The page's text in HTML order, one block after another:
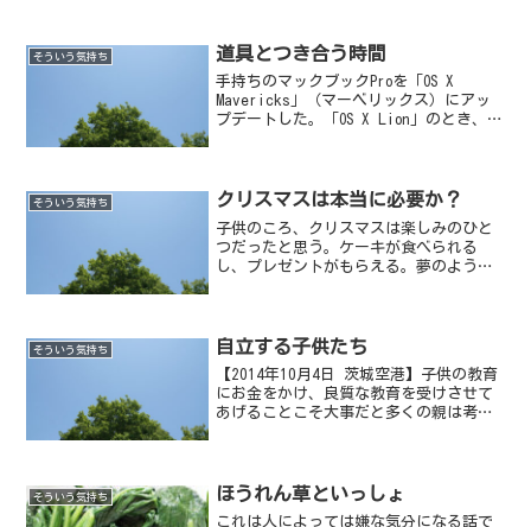
そういう気持ち 道具とつき合う時間
手持ちのマックブックProを「OS X
Mavericks」（マーベリックス）にアッ
プデートした。「OS X Lion」のとき、
そういう気持ち クリスマスは本当に必要か？
子供のころ、クリスマスは楽しみのひと
つだったと思う。ケーキが食べられる
し、プレゼントがもらえる。夢のような
そういう気持ち 自立する子供たち
【2014年10月4日 茨城空港】子供の教育
にお金をかけ、良質な教育を受けさせて
あげることこそ大事だと多くの親は考え
習わせたり、外国...
そういう気持ち ほうれん草といっしょ
これは人によっては嫌な気分になる話で